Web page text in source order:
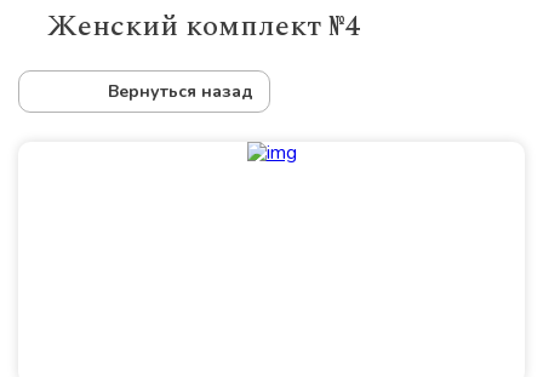
Женский комплект №4
Вернуться назад